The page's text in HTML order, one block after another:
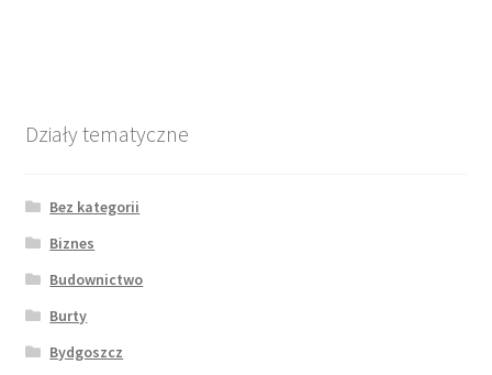
Działy tematyczne
Bez kategorii
Biznes
Budownictwo
Burty
Bydgoszcz